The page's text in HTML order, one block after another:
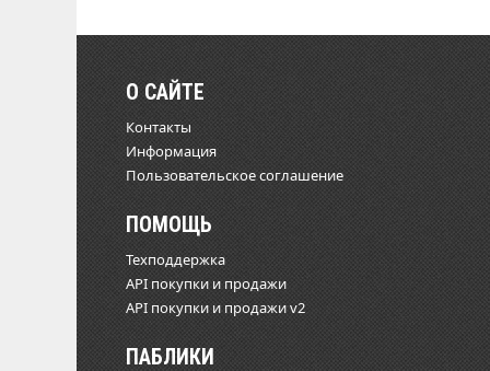
О САЙТЕ
Контакты
Информация
Пользовательское соглашение
ПОМОЩЬ
Техподдержка
API покупки и продажи
API покупки и продажи v2
ПАБЛИКИ